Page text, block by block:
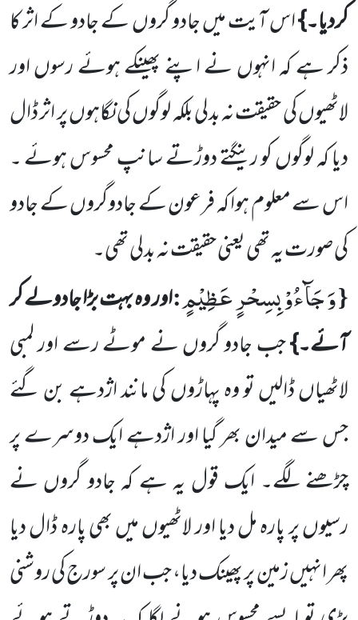
کردیا۔}اس آیت میں جادو گروں کے جادو کے اثر کا
ذکر ہے کہ انہوں نے اپنے پھینکے ہوئے رسوں اور
لاٹھیوں کی حقیقت نہ بدلی بلکہ لوگوں کی نگاہوں پر اثر ڈال
دیا کہ لوگوں کو رینگتےدوڑتے سانپ محسوس ہوئے ۔
اس سے معلوم ہوا کہ فرعون کے جادوگروں کے جادو
کی صورت یہ تھی یعنی حقیقت نہ بدلی تھی۔
{وَ جَآءُوْ بِسِحْرٍ عَظِیْمٍ:اور وہ بہت بڑا جادولے کر
آئے۔}جب جادو گروں نے موٹے رسے اور لمبی
لاٹھیاں ڈالیںتو وہ پہاڑوں کی مانند اژدہے بن گئے
جس سے میدان بھر گیا اور اژدہے ایک دوسرے پر
چڑھنے لگے۔ ایک قول یہ ہے کہ جادو گروں نے
رسیوں پر پارہ مل دیا اور لاٹھیوں میں بھی پارہ ڈال دیا
پھر انہیں زمین پر پھینک دیا، جب ان پر سورجکی روشنی